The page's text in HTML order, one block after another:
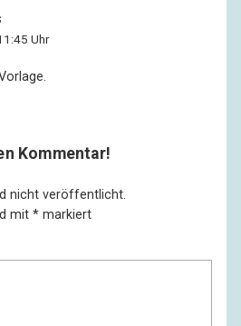
Uhr
Kommentar!
nicht veröffentlicht.
mit * markiert